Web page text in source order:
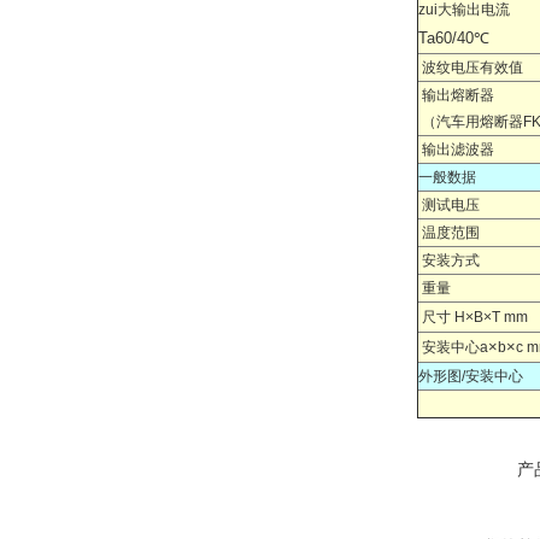
zui大输出电流
Ta60/40℃
波纹电压有效值
输出熔断器
（汽车用熔断器
输出滤波器
一般数据
测试电压
温度范围
安装方式
重量
尺寸 H×B×T mm
安装中心a×b×c
外形图/安装中心
产